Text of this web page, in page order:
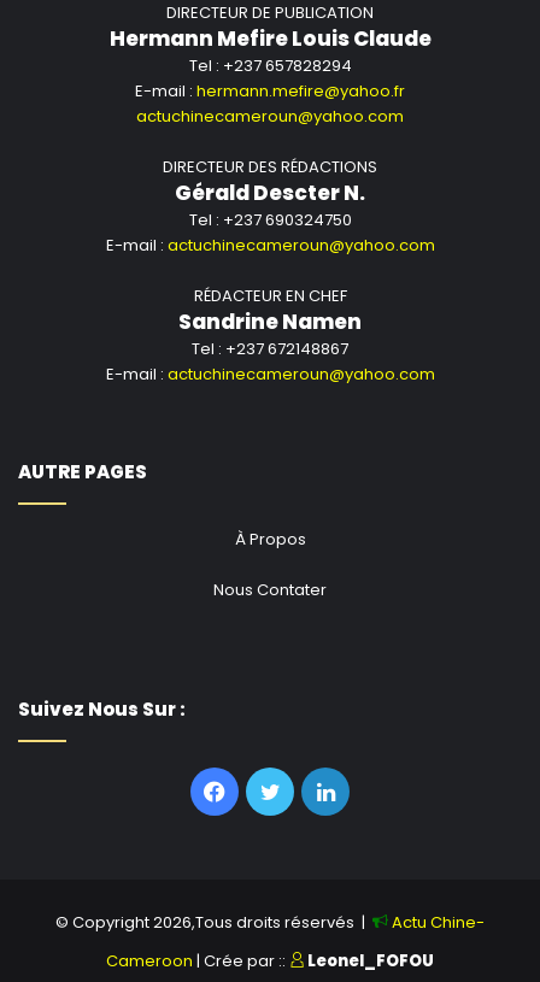
DIRECTEUR DE PUBLICATION
Hermann Mefire Louis Claude
Tel : +237 657828294
E-mail : hermann.mefire@yahoo.fr
actuchinecameroun@yahoo.com
DIRECTEUR DES RÉDACTIONS
Gérald Descter N.
Tel : +237 690324750
E-mail : actuchinecameroun@yahoo.com
RÉDACTEUR EN CHEF
Sandrine Namen
Tel : +237 672148867
E-mail : actuchinecameroun@yahoo.com
AUTRE PAGES
À Propos
Nous Contater
Suivez Nous Sur :
Facebook
TwitterLinkedin
© Copyright 2026,Tous droits réservés |
Actu Chine-
Cameroon | Crée par :: Leonel_FOFOU